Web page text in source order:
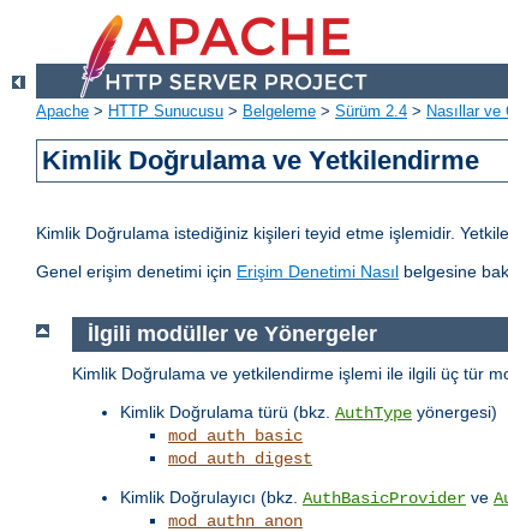
Apache > HTTP Sunucusu > Belgeleme > Sürüm 2.4 > Nasıllar
Kimlik Doğrulama ve Yetkilendirme
Kimlik Doğrulama istediğiniz kişileri teyid etme işlemidir.
Genel erişim denetimi için Erişim Denetimi Nasıl belgesine
İlgili modüller ve Yönergeler
Kimlik Doğrulama ve yetkilendirme işlemi ile ilgili üç tür
Kimlik Doğrulama türü (bkz. AuthType yönergesi)
mod_auth_basic
mod_auth_digest
Kimlik Doğrulayıcı (bkz. AuthBasicProvider ve
mod_authn_anon